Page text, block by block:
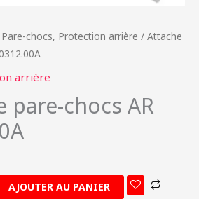
Pare-chocs, Protection arrière / Attache
arrière
pare-chocs AR
AJOUTER AU PANIER